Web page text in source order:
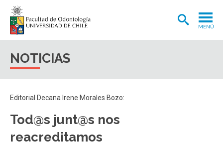
MENÚ
NOTICIAS
Editorial Decana Irene Morales Bozo:
Tod@s junt@s nos
reacreditamos